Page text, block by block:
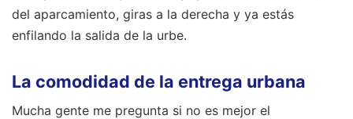
del aparcamiento, giras a la derecha y ya estás
enfilando la salida de la urbe.
La comodidad de la entrega urbana
Mucha gente me pregunta si no es mejor el